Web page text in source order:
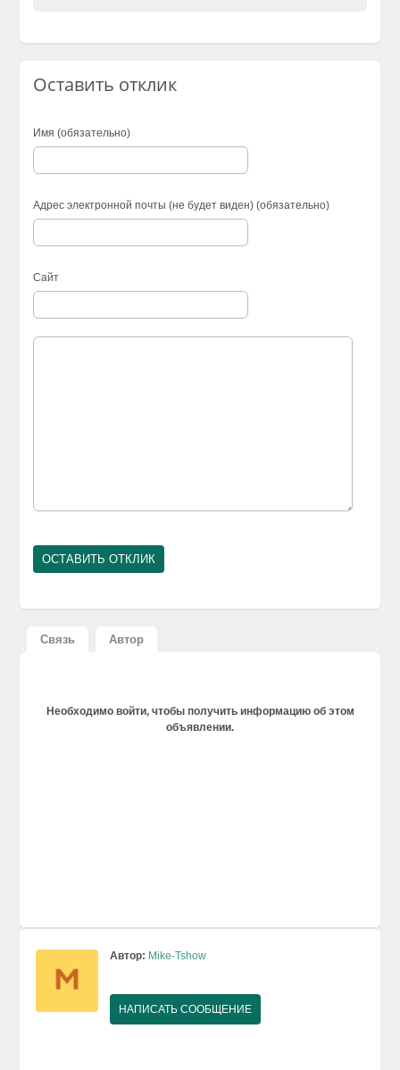
Оставить отклик
Имя (обязательно)
Адрес электронной почты (не будет виден) (обязательно)
Сайт
Связь Автор
Необходимо войти, чтобы получить информацию об этом
объявлении.
Автор: Mike-Tshow
НАПИСАТЬ СООБЩЕНИЕ